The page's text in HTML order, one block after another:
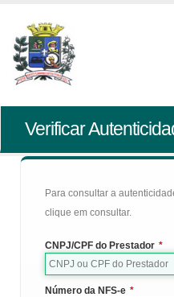
Verificar
Para consultar a
clique em consultar.
CNPJ/CPF do Prestador *
Número da NFS-e *